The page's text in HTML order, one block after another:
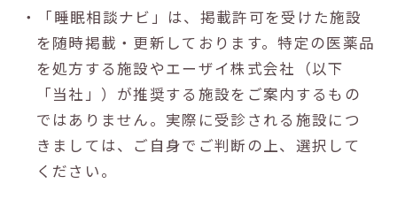
・「睡眠相談ナビ」は、掲載許可を受けた施設
を随時掲載・更新しております。特定の医薬品
を処方する施設やエーザイ株式会社（以下
「当社」）が推奨する施設をご案内するもの
ではありません。実際に受診される施設につ
きましては、ご自身でご判断の上、選択して
ください。